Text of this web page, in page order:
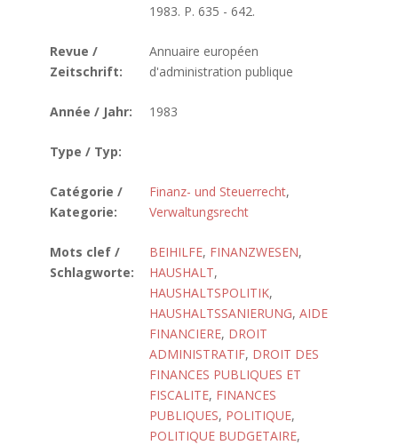
1983. P. 635 - 642.
Revue /
Zeitschrift:
Annuaire européen
d'administration publique
Année / Jahr: 1983
Type / Typ:
Catégorie /
Kategorie:
Finanz- und Steuerrecht,
Verwaltungsrecht
Mots clef /
Schlagworte:
BEIHILFE, FINANZWESEN,
HAUSHALT,
HAUSHALTSPOLITIK,
HAUSHALTSSANIERUNG, AIDE
FINANCIERE, DROIT
ADMINISTRATIF, DROIT DES
FINANCES PUBLIQUES ET
FISCALITE, FINANCES
PUBLIQUES, POLITIQUE,
POLITIQUE BUDGETAIRE,